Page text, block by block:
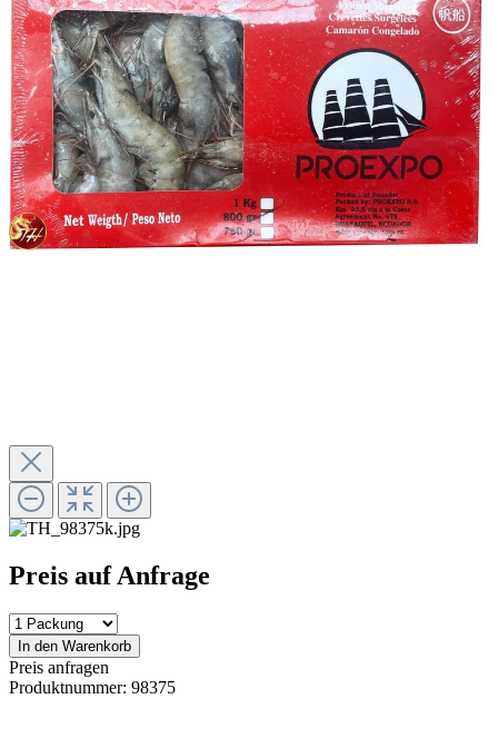
Preis auf Anfrage
In den Warenkorb
Preis anfragen
Produktnummer: 98375